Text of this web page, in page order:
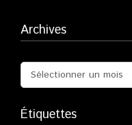
Archives
Étiquettes